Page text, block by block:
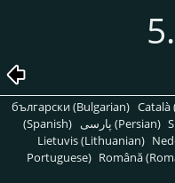
български (Bulgarian) Català
(Spanish)
پارسی (Persian)
Lietuvis (Lithuanian)
Portuguese) Română